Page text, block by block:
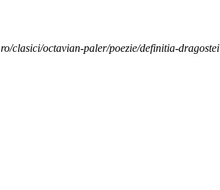
clasici/octavian-paler/poezie/definitia-dragostei